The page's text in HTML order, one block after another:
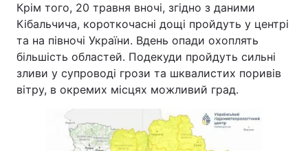
Крім того, 20 травня вночі, згідно з даними
Кібальчича, короткочасні дощі пройдуть у центрі
та на півночі України. Вдень опади охоплять
більшість областей. Подекуди пройдуть сильні
зливи у супроводі грози та шквалистих поривів
вітру, в окремих місцях можливий град.